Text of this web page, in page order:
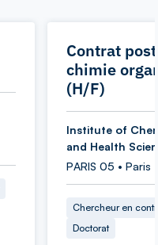
Contrat
chimie
(H/F)
Institute of
and Health
PARIS 05 • Paris
Chercheur en
Doctorat